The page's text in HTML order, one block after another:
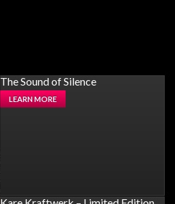
The Sound of Silence
LEARN MORE